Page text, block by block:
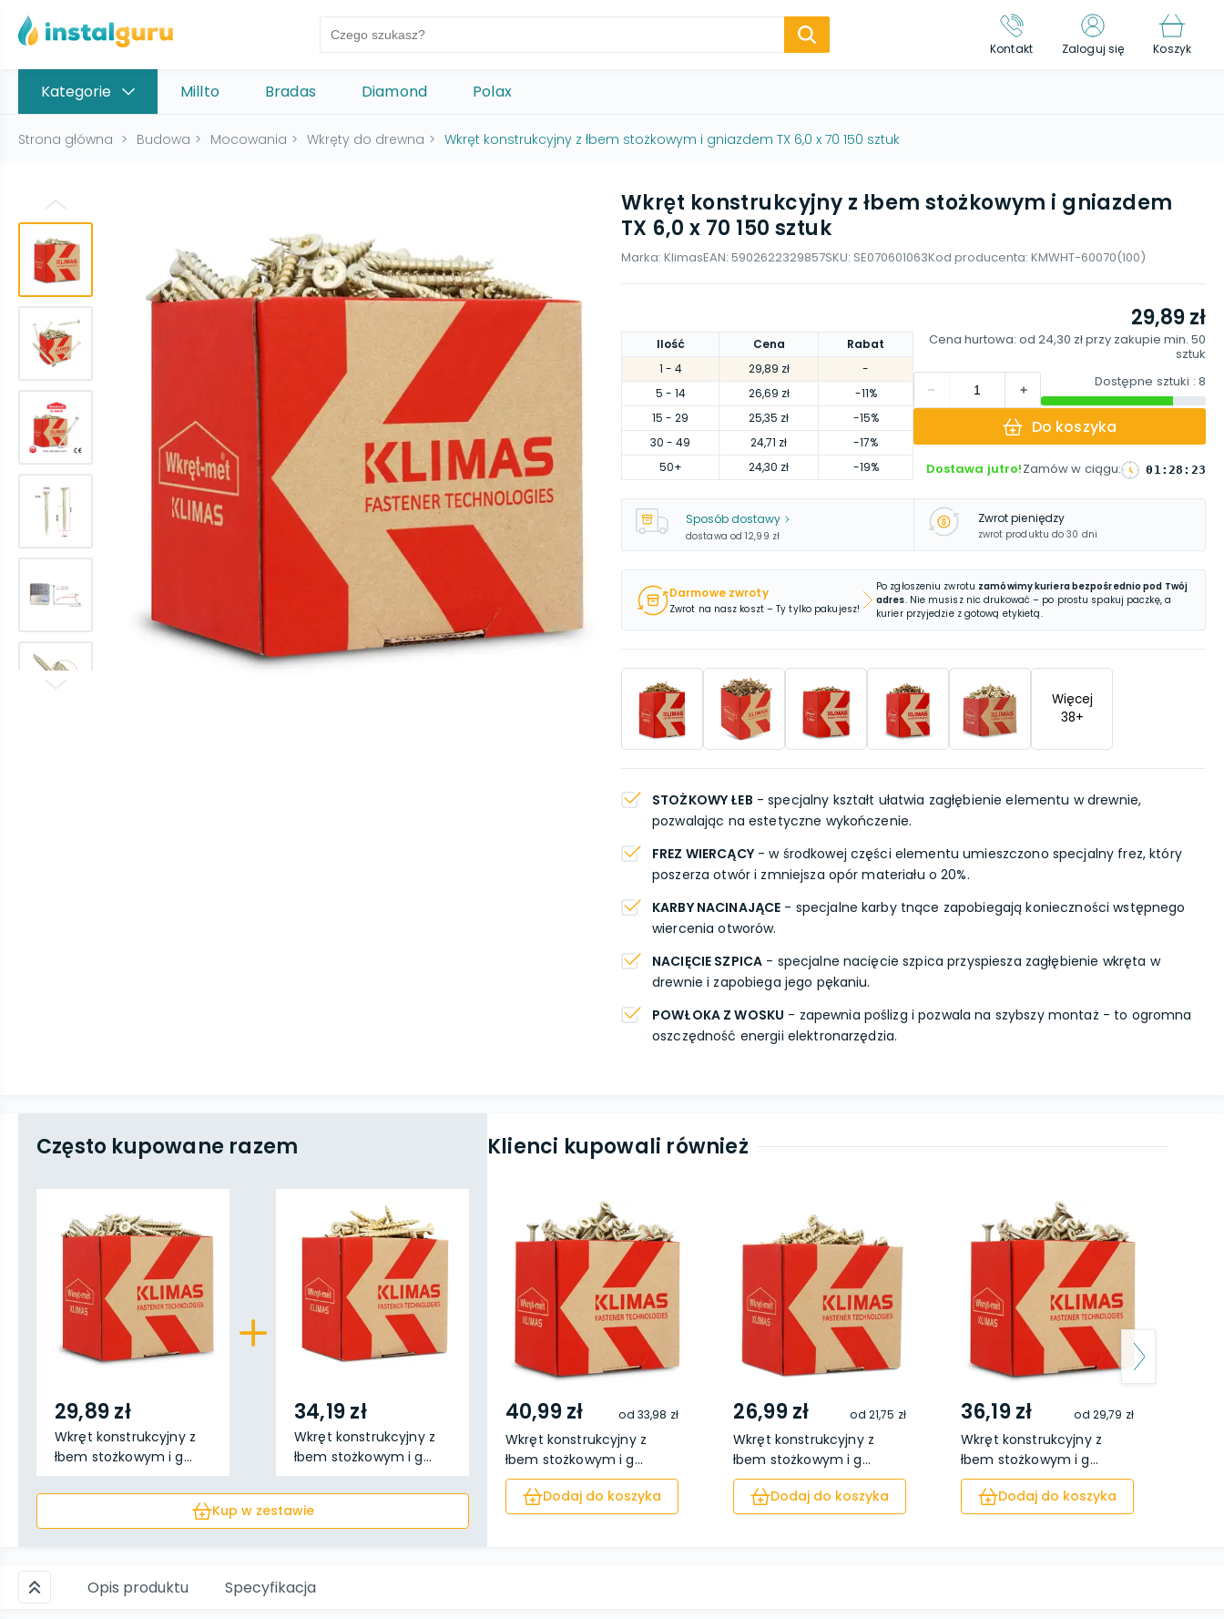
Kontakt Zaloguj się Koszyk
Kategorie Millto Bradas Diamond Polax
Strona główna > Budowa > Mocowania > Wkręty do drewna > Wkręt konstrukcyjny z łbem stożkowym i gniazdem TX 6,0 x 70 150 sztuk
Wkręt konstrukcyjny z łbem stożkowym i gniazdem
TX 6,0 x 70 150 sztuk
Marka: KlimasEAN: 5902622329857SKU: SE070601063Kod producenta: KMWHT-60070(100)
Ilość Cena
Rabat
1 - 4 29,89 zł
-
5 - 14 26,69 zł
-11%
15 - 29 25,35 zł
-15%
30 - 49 24,71 zł
-17%
50+ 24,30 zł -19%
29,89 zł
Cena hurtowa: od 24,30 złprzy zakupie min. 50
sztuk
Dostępne sztuki : 8
Do koszyka
Dostawa jutro!Zamów w ciągu: 01: 28 : 22
Sposób dostawy
dostawa od 12,99 zł
Zwrot pieniędzy
zwrot produktu do 30 dni
Darmowe zwroty
Zwrot na nasz koszt – Ty tylko pakujesz!
Po zgłoszeniu zwrotu zamówimy kuriera bezpośrednio pod Twój
adres. Nie musisz nic drukować – po prostu spakuj paczkę, a
kurier przyjedzie z gotową etykietą.
Więcej
38+
STOŻKOWY ŁEB - specjalny kształt ułatwia zagłębienie elementu w drewnie,
pozwalając na estetyczne wykończenie.
FREZ WIERCĄCY- w środkowej części elementu umieszczono specjalny frez, który
poszerza otwór i zmniejsza opór materiału o 20%.
KARBY NACINAJĄCE - specjalne karby tnące zapobiegają konieczności wstępnego
wiercenia otworów.
NACIĘCIE SZPICA - specjalne nacięcie szpica przyspiesza zagłębienie wkręta w
drewnie i zapobiega jego pękaniu.
POWŁOKA Z WOSKU - zapewnia poślizg i pozwala na szybszy montaż - to ogromna
oszczędność energii elektronarzędzia.
Często kupowane razem
29,89 zł
Wkręt konstrukcyjny z
łbem stożkowym i g...
34,19 zł
Wkręt konstrukcyjny z
łbem stożkowym i g...
Kup w zestawie
Klienci kupowali również
40,99 zł od 33,98 zł
Wkręt konstrukcyjny z
łbem stożkowym i g...
Dodaj do koszyka
26,99 zł od 21,75 zł
Wkręt konstrukcyjny z
łbem stożkowym i g...
Dodaj do koszyka
36,19 zł od 29,79 zł
Wkręt konstrukcyjny z
łbem stożkowym i g...
Dodaj do koszyka
Opis produktu Specyfikacja